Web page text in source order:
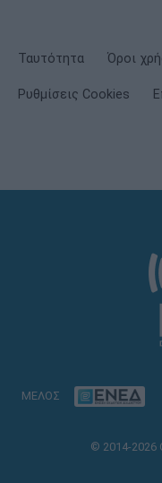
Ταυτότητα Όροι
Ρυθμίσεις Cookies
ΜΕΛΟΣ
© 2014-2026